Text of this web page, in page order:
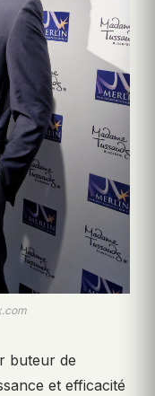
buteur de
et efficacité